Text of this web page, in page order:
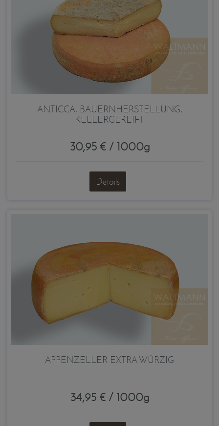
ANTICCA, BAUERNHERSTELLUNG,
KELLERGEREIFT
30,95 € / 1000g
Details
APPENZELLER EXTRA WÜRZIG
34,95 € / 1000g